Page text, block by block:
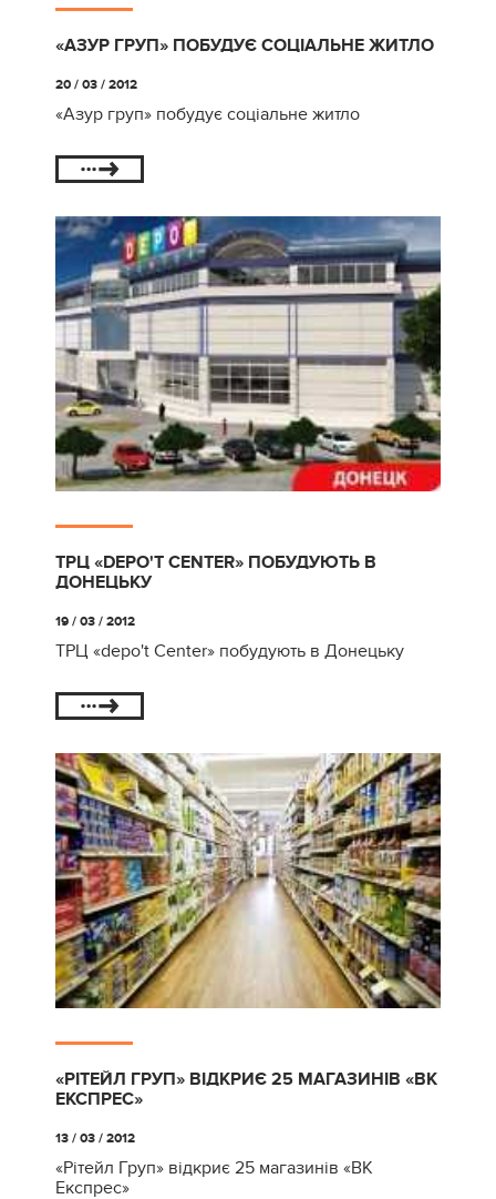
«АЗУР ГРУП» ПОБУДУЄ СОЦІАЛЬНЕ ЖИТЛО
20 / 03 / 2012
«Азур груп» побудує соціальне житло
ТРЦ «DEPO'T СENTER» ПОБУДУЮТЬ В
ДОНЕЦЬКУ
19 / 03 / 2012
ТРЦ «depo't Сenter» побудують в Донецьку
«РІТЕЙЛ ГРУП» ВІДКРИЄ 25 МАГАЗИНІВ «ВК
ЕКСПРЕС»
13 / 03 / 2012
«Рітейл Груп» відкриє 25 магазинів «ВК
Експрес»